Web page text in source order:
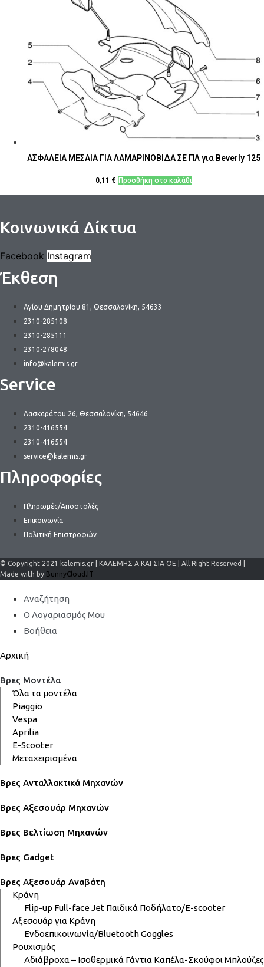
ΑΣΦΑΛΕΙΑ ΜΕΣΑΙΑ ΓΙΑ ΛΑΜΑΡΙΝΟΒΙΔΑ ΣΕ ΠΛ για Beverly 125
0,11 € Προσθήκη στο καλάθι
Κοινωνικά Δίκτυα
Facebook Instagram
Έκθεση
Αγίου Δημητρίου 81, Θεσσαλονίκη, 54633
2310-285108
2310-285111
2310-278048
info@kalemis.gr
Service
Λασκαράτου 26, Θεσσαλονίκη, 54646
2310-416554
2310-416554
service@kalemis.gr
Πληροφορίες
Πληρωμές/Αποστολές
Επικοινωνία
Πολιτική Επιστροφών
© Copyright 2021 kalemis.gr | ΚΑΛΕΜΗΣ Α ΚΑΙ ΣΙΑ ΟΕ | All Right Reserved |
Made with by BunnyCloud.IT
Αναζήτηση
Ο Λογαριασμός Μου
Βοήθεια
Αρχική
Βρες Μοντέλα
Όλα τα μοντέλα
Piaggio
Vespa
Aprilia
E-Scooter
Μεταχειρισμένα
Βρες Ανταλλακτικά Μηχανών
Βρες Αξεσουάρ Μηχανών
Βρες Βελτίωση Μηχανών
Βρες Gadget
Βρες Αξεσουάρ Αναβάτη
Κράνη
Flip-up Full-faceJet Παιδικά Ποδήλατο/E-scooter
Αξεσουάρ για Κράνη
Ενδοεπικοινωνία/BluetoothGoggles
Ρουχισμός
Αδιάβροχα – Ισοθερμικά Γάντια Καπέλα-Σκούφοι Μπλούζες